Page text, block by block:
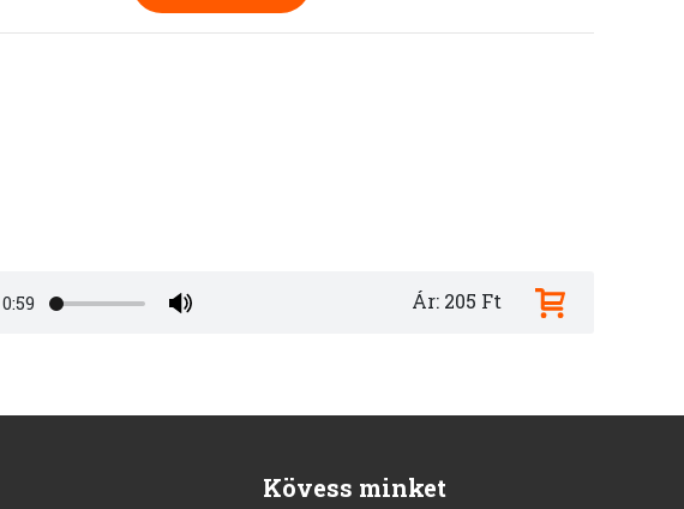
0:59 Ár: 205 Ft
Kövess minket